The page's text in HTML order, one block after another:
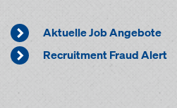
Aktuelle Job Angebote
Recruitment Fraud Alert